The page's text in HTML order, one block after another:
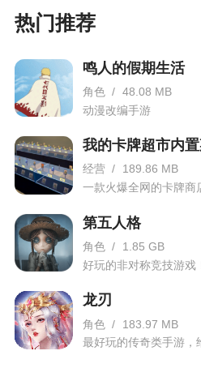
热门推荐
鸣人的假期生活
角色 / 48.08 MB
动漫改编手游
我的卡牌超市内
经营 /
189.86 MB
一款火爆全网的卡牌商
第五人格
角色 /
1.85 GB
好玩的非对称竞技游戏
龙刃
角色 /
183.97 MB
最好玩的传奇类手游，